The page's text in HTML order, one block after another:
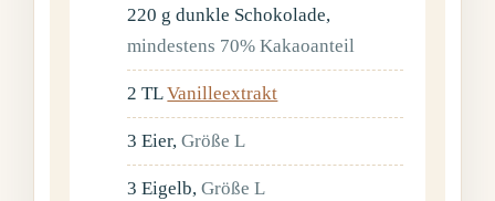
220 g dunkle Schokolade,
mindestens 70% Kakaoanteil
2 TL Vanilleextrakt
3 Eier,Größe L
3 Eigelb,Größe L